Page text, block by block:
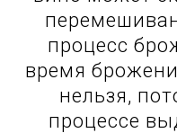
процесс
время
нельзя,
процессе